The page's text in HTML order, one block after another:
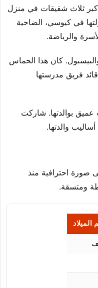
ثلاث شقيقات في منزل
في كيوسي، الضاحية
والرياضة.
كان هذا الحماس
فريق مدرستها
بوالدتها. شاركت
والدتها.
صورة احترافية منذ
ومتسقة.